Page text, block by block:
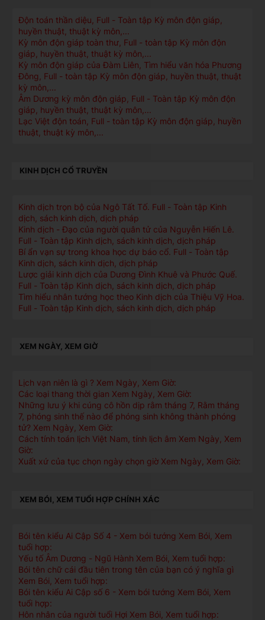
Độn toán thần diệu, Full - Toàn tập Kỳ môn độn giáp,
huyền thuật, thuật kỳ môn,...
Kỳ môn độn giáp toàn thư, Full - toàn tập Kỳ môn độn
giáp, huyền thuật, thuật kỳ môn,...
Kỳ môn độn giáp của Đàm Liên, Tìm hiểu văn hóa Phương
Đông, Full - toàn tập Kỳ môn độn giáp, huyền thuật, thuật
kỳ môn,...
Âm Dương kỳ môn độn giáp, Full - Toàn tập Kỳ môn độn
giáp, huyền thuật, thuật kỳ môn,...
Lạc Việt độn toán, Full - toàn tập Kỳ môn độn giáp, huyền
thuật, thuật kỳ môn,...
KINH DỊCH CỔ TRUYỀN
Kinh dịch trọn bộ của Ngô Tất Tố. Full - Toàn tập Kinh
dịch, sách kinh dịch, dịch pháp
Kinh dịch - Đạo của người quân tử của Nguyễn Hiến Lê.
Full - Toàn tập Kinh dịch, sách kinh dịch, dịch pháp
Bí ẩn vạn sự trong khoa học dự báo cổ. Full - Toàn tập
Kinh dịch, sách kinh dịch, dịch pháp
Lược giải kinh dịch của Dương Đình Khuê và Phước Quế.
Full - Toàn tập Kinh dịch, sách kinh dịch, dịch pháp
Tìm hiểu nhân tướng học theo Kinh dịch của Thiệu Vỹ Hoa.
Full - Toàn tập Kinh dịch, sách kinh dịch, dịch pháp
XEM NGÀY, XEM GIỜ
Lịch vạn niên là gì ? Xem Ngày, Xem Giờ:
Các loại thang thời gian Xem Ngày, Xem Giờ:
Những lưu ý khi cúng cô hồn dịp rằm tháng 7, Rằm tháng
7, phóng sinh thế nào để phóng sinh không thành phóng
tử? Xem Ngày, Xem Giờ:
Cách tính toán lịch Việt Nam, tính lịch âm Xem Ngày, Xem
Giờ:
Xuất xứ của tục chọn ngày chọn giờ Xem Ngày, Xem Giờ:
XEM BÓI, XEM TUỔI HỢP CHÍNH XÁC
Bói tên kiểu Ai Cập Số 4 - Xem bói tướng Xem Bói, Xem
tuổi hợp:
Yếu tố Âm Dương - Ngũ Hành Xem Bói, Xem tuổi hợp:
Bói tên chữ cái đầu tiên trong tên của bạn có ý nghĩa gì
Xem Bói, Xem tuổi hợp:
Bói tên kiểu Ai Cập số 6 - Xem bói tướng Xem Bói, Xem
tuổi hợp:
Hôn nhân của người tuổi Hợi Xem Bói, Xem tuổi hợp: